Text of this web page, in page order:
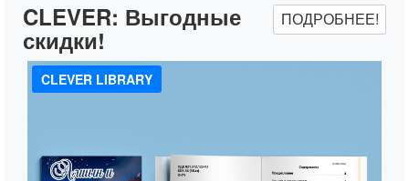
CLEVER: Выгодные
скидки!
ПОДРОБНЕЕ!
CLEVER LIBRARY